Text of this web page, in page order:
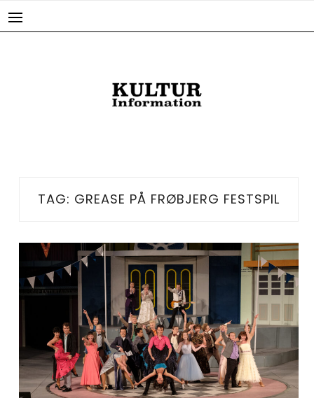
TAG: GREASE PÅ FRØBJERG FESTSPIL